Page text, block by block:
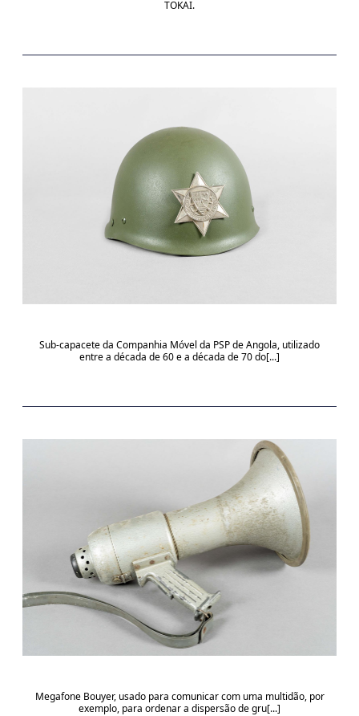
TOKAI.
Sub-capacete da Companhia Móvel da PSP de Angola, utilizado
entre a década de 60 e a década de 70 do[...]
Megafone Bouyer, usado para comunicar com uma multidão, por
exemplo, para ordenar a dispersão de gru[...]